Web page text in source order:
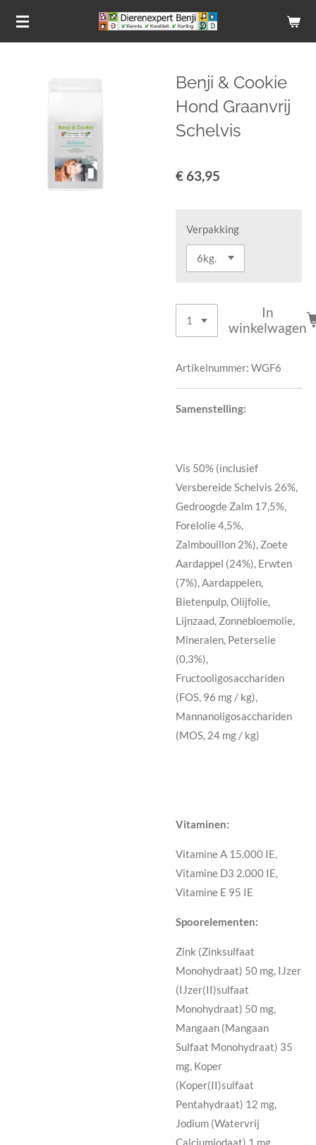
Ga
hoofdinhoud
Benji & Cookie
Hond Graanvrij
Schelvis
€ 63,95
Verpakking
In
winkelwagen
Artikelnummer: WGF6
Samenstelling:
Vis 50% (inclusief
Versbereide Schelvis 26%,
Gedroogde Zalm 17,5%,
Forelolie 4,5%,
Zalmbouillon 2%), Zoete
Aardappel (24%), Erwten
(7%), Aardappelen,
Bietenpulp, Olijfolie,
Lijnzaad, Zonnebloemolie,
Mineralen, Peterselie
(0,3%),
Fructooligosacchariden
(FOS, 96 mg / kg),
Mannanoligosacchariden
(MOS, 24 mg / kg)
Vitaminen:
Vitamine A 15.000 IE,
Vitamine D3 2.000 IE,
Vitamine E 95 IE
Spoorelementen:
Zink (Zinksulfaat
Monohydraat) 50 mg, IJzer
(IJzer(II)sulfaat
Monohydraat) 50 mg,
Mangaan (Mangaan
Sulfaat Monohydraat) 35
mg, Koper
(Koper(II)sulfaat
Pentahydraat) 12 mg,
Jodium (Watervrij
Calciumjodaat) 1 mg